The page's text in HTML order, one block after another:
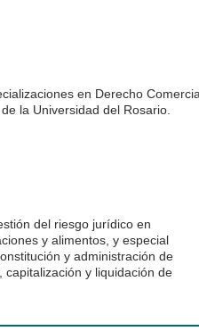
del riesgo jurídico en
y alimentos, y especial
y administración de
y liquidación de
en Derecho
la Universidad del Rosario.